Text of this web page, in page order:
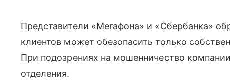
Представители «Мегафона» и «Сбербанка»
клиентов может обезопасить только
При подозрениях на мошенничество
отделения.